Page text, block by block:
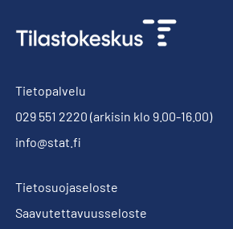
Tietopalvelu
029 551 2220 (arkisin klo 9.00-16.00)
info@stat.fi
Tietosuojaseloste
Saavutettavuusseloste